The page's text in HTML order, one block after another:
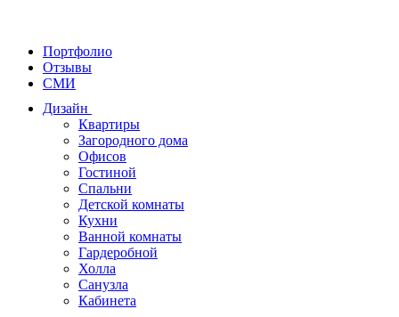
Портфолио
Отзывы
СМИ
Дизайн
Квартиры
Загородного дома
Офисов
Гостиной
Спальни
Детской комнаты
Кухни
Ванной комнаты
Гардеробной
Холла
Санузла
Кабинета